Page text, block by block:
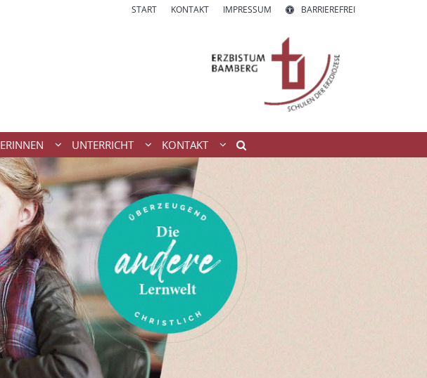
START KONTAKT IMPRESSUM BARRIEREFREI
UNTERRICHT KONTAKT